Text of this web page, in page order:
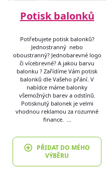
Potisk balonků
Potřebujete potisk balonků?
Jednostranný nebo
oboustranný? Jednobarevné logo
či vícebrevné? A jakou barvu
balonku ? Zařídíme Vám potisk
balonků dle Vašeho přání. V
nabídce máme balonky
všemožných barev a odstínů.
Potisknutý balonek je velmi
vhodnou reklamou za rozumné
finance. …
PŘIDAT DO MÉHO
VÝBĚRU